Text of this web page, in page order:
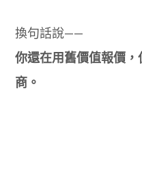
換句話說——
你還在用舊價值報價
商。